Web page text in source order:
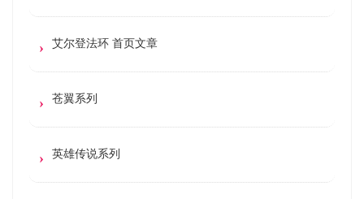
艾尔登法环 首页文章
苍翼系列
英雄传说系列